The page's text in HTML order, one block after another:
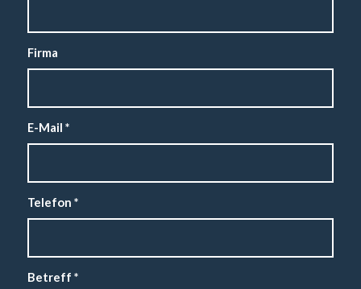
Firma
E-Mail *
Telefon *
Betreff *